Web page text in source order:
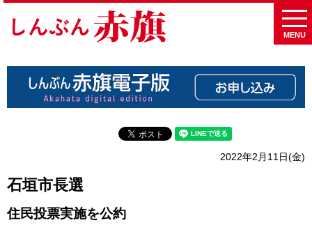
MENU
2022年2月11日(金)
石垣市長選
住民投票実施を公約